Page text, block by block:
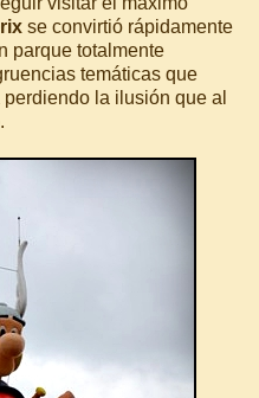
se convirtió rápidamente
parque totalmente
temáticas que
la ilusión que al